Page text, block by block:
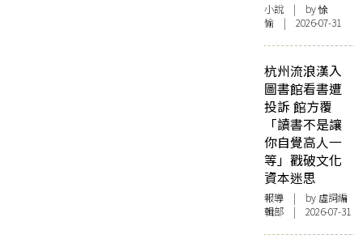
小說 | by 悇
愉 | 2026-07-31
杭州流浪漢入
圖書館看書遭
投訴 館方覆
「讀書不是讓
你自覺高人一
等」戳破文化
資本迷思
報導 | by 虛詞編
輯部 | 2026-07-31